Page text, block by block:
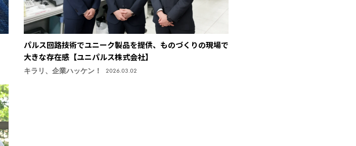
パルス回路技術でユニーク製品を提供、ものづくりの現場で
大きな存在感【ユニパルス株式会社】
キラリ、企業ハッケン！ 2026.03.02